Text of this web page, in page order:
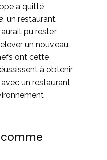
a quitté
, un restaurant
pu rester
un nouveau
ont cette
à obtenir
un restaurant